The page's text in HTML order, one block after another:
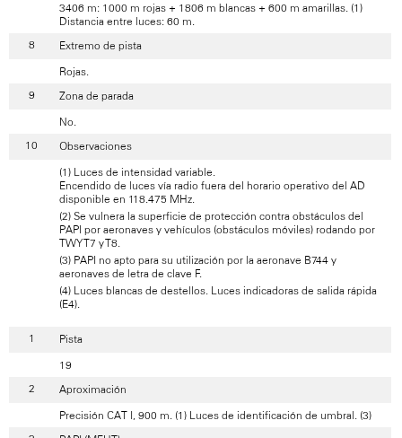
3406 m: 1000 m rojas + 1806 m blancas + 600 m amarillas. (1)
Distancia entre luces: 60 m.
Extremo de pista
Rojas.
Zona de parada
No.
Observaciones
(1) Luces de intensidad variable.
Encendido de luces vía radio fuera del horario operativo del AD
disponible en 118.475 MHz.
(2) Se vulnera la superficie de protección contra obstáculos del
PAPI por aeronaves y vehículos (obstáculos móviles) rodando por
TWY T7 y T8.
(3) PAPI no apto para su utilización por la aeronave B744 y
aeronaves de letra de clave F.
(4) Luces blancas de destellos. Luces indicadoras de salida rápida
(E4).
Pista
19
Aproximación
Precisión CAT I, 900 m. (1) Luces de identificación de umbral. (3)